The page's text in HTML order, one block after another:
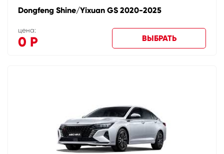
Dongfeng Shine/Yixuan GS 2020-2025
цена:
0 Р ВЫБРАТЬ